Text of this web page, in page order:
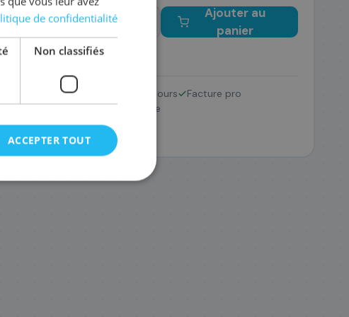
−
Ajouter au
panier
XL
LC3239XLBK Retour 14 jours
Facture pro
SAV France
de confidentialité
Non classifiés
ACCEPTER TOUT